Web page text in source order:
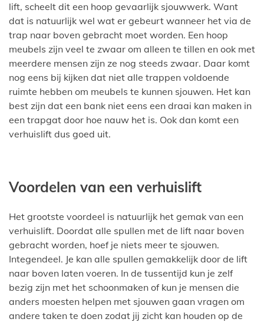
lift, scheelt dit een hoop gevaarlijk sjouwwerk. Want
dat is natuurlijk wel wat er gebeurt wanneer het via de
trap naar boven gebracht moet worden. Een hoop
meubels zijn veel te zwaar om alleen te tillen en ook met
meerdere mensen zijn ze nog steeds zwaar. Daar komt
nog eens bij kijken dat niet alle trappen voldoende
ruimte hebben om meubels te kunnen sjouwen. Het kan
best zijn dat een bank niet eens een draai kan maken in
een trapgat door hoe nauw het is. Ook dan komt een
verhuislift dus goed uit.
Voordelen van een verhuislift
Het grootste voordeel is natuurlijk het gemak van een
verhuislift. Doordat alle spullen met de lift naar boven
gebracht worden, hoef je niets meer te sjouwen.
Integendeel. Je kan alle spullen gemakkelijk door de lift
naar boven laten voeren. In de tussentijd kun je zelf
bezig zijn met het schoonmaken of kun je mensen die
anders moesten helpen met sjouwen gaan vragen om
andere taken te doen zodat jij zicht kan houden op de